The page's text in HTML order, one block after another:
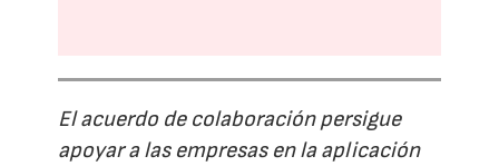
El acuerdo de colaboración persigue
apoyar a las empresas en la aplicación